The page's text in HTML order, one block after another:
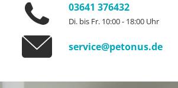
03641 376432
Di. bis Fr. 10:00 - 18:00 Uhr
service@petonus.de